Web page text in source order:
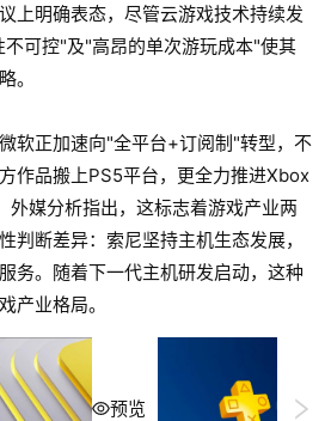
上明确表态，尽管云游戏技术持续发
可控"及"高昂的单次游玩成本"使其
。
软正加速向"全平台+订阅制"转型，不
作品搬上PS5平台，更全力推进Xbox
外媒分析指出，这标志着游戏产业两
判断差异：索尼坚持主机生态发展，
务。随着下一代主机研发启动，这种
产业格局。
预览